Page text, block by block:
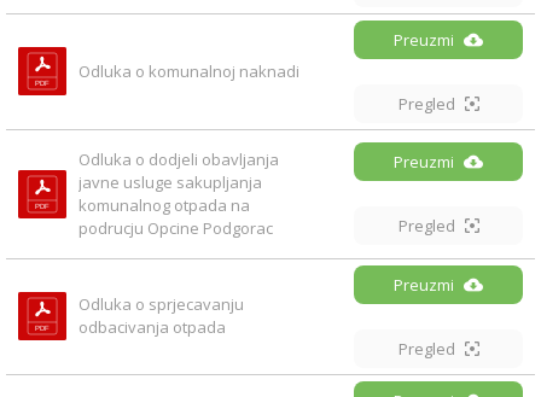
Odluka o komunalnoj naknadi
Preuzmi
Pregled
Odluka o dodjeli obavljanja
javne usluge sakupljanja
komunalnog otpada na
podrucju Opcine Podgorac
Preuzmi
Pregled
Odluka o sprjecavanju
odbacivanja otpada
Preuzmi
Pregled